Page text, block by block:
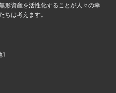
形資産を活性化することが人々の幸
ちは考えます。
1